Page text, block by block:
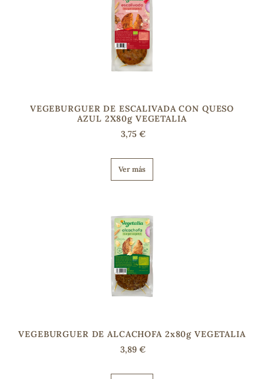
VEGEBURGUER DE ESCALIVADA CON QUESO
AZUL 2X80g VEGETALIA
3,75 €
Ver más
VEGEBURGUER DE ALCACHOFA 2x80g VEGETALIA
3,89 €